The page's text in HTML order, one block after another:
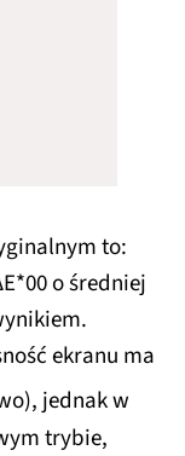
to:
o średniej
ekranu ma
jednak w
trybie,